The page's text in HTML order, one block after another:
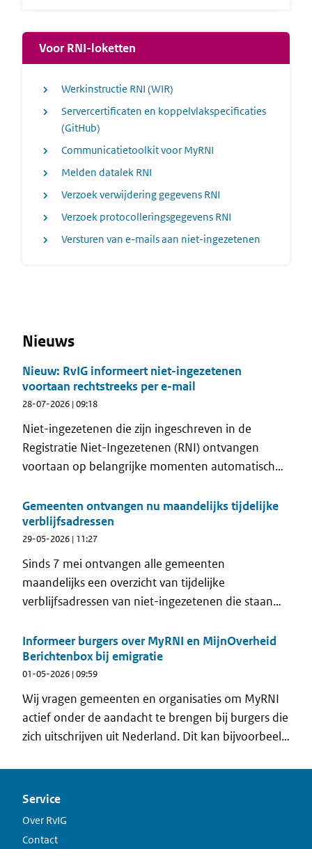
Voor RNI-loketten
Werkinstructie RNI (WIR)
Servercertificaten en koppelvlakspecificaties
(GitHub)
Communicatietoolkit voor MyRNI
Melden datalek RNI
Verzoek verwijdering gegevens RNI
Verzoek protocolleringsgegevens RNI
Versturen van e-mails aan niet-ingezetenen
Nieuws
Nieuw: RvIG informeert niet-ingezetenen
voortaan rechtstreeks per e-mail
28-07-2026 | 09:18
Niet-ingezetenen die zijn ingeschreven in de
Registratie Niet-Ingezetenen (RNI) ontvangen
voortaan op belangrijke momenten automatisch
Identiteitsgegevens (RvIG). Met deze nieuwe e-
mailservice komt RvIG voor het eerst rechtstreeks
in contact met niet-ingezetenen. Zo ontvangen zij
op het juiste moment informatie die past bij hun
situatie.
Gemeenten ontvangen nu maandelijks tijdelijke
verblijfsadressen
29-05-2026 | 11:27
Sinds 7 mei ontvangen alle gemeenten
maandelijks een overzicht van tijdelijke
verblijfsadressen van niet-ingezetenen die staan
gegevens worden kosteloos beschikbaar gesteld
via de Kwaliteitsmonitor (KWM). Dit geeft
gemeenten beter inzicht in personen die tijdelijk
binnen de gemeente verblijven, zoals
arbeidsmigranten.
Informeer burgers over MyRNI en MijnOverheid
Berichtenbox bij emigratie
01-05-2026 | 09:59
Wij vragen gemeenten en organisaties om MyRNI
actief onder de aandacht te brengen bij burgers die
zich uitschrijven uit Nederland. Dit kan bijvoorbeeld
processen rondom emigratie.
Service
Over RvIG
Contact